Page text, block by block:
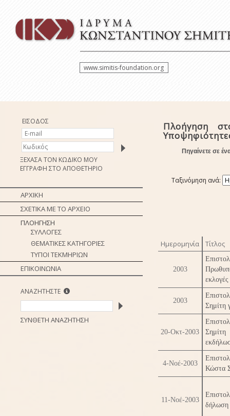
www.simitis-foundation.org
ΕΙΣΟΔΟΣ
ΞΕΧΑΣΑ ΤΟΝ ΚΩΔΙΚΟ ΜΟΥ
ΕΓΓΡΑΦΗ ΣΤΟ ΑΠΟΘΕΤΗΡΙΟ
ΑΡΧΙΚΗ
ΣΧΕΤΙΚΑ ΜΕ ΤΟ ΑΡΧΕΙΟ
ΠΛΟΗΓΗΣΗ
ΣΥΛΛΟΓΕΣ
ΘΕΜΑΤΙΚΕΣ ΚΑΤΗΓΟΡΙΕΣ
ΤΥΠΟΙ ΤΕΚΜΗΡΙΩΝ
ΕΠΙΚΟΙΝΩΝΙΑ
ΑΝΑΖΗΤΗΣΤΕ
ΣΥΝΘΕΤΗ ΑΝΑΖΗΤΗΣΗ
Πλοήγηση
Πηγαίνετε σε
Ταξινόμηση ανά:
Ημερομηνία Τίτλος
2003
2003
Σημίτη
20-Οκτ-2003
Σημίτη
4-Νοέ-2003
Κώστα
11-Νοέ-2003
δήλωση